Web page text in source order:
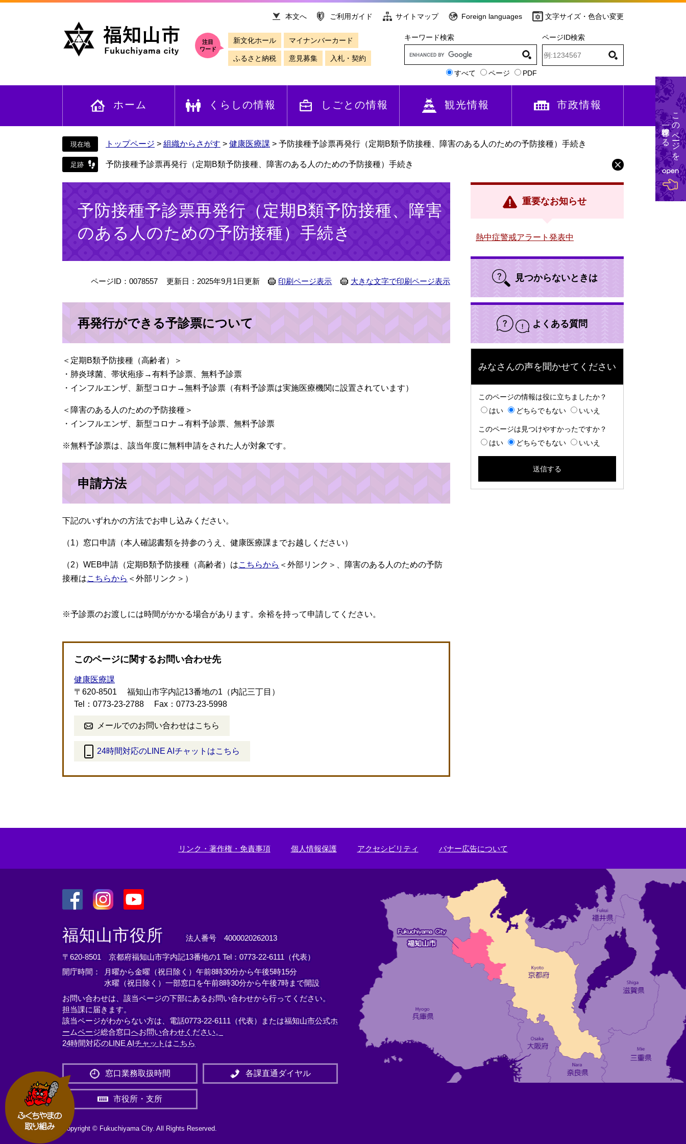
文
本文へ ご利用ガイド サイトマップ Foreign languages 文字サイズ・色合い変更
注目
ワード
新文化ホール マイナンバーカード
ふるさと納税 意見募集 入札・契約
キーワード検索
すべて ページ PDF
ページID検索
ホーム くらしの情報 しごとの情報 観光情報 市政情報
トップページ > 組織からさがす > 健康医療課 > 予防接種予診票再発行（定期B類予防接種、障害のある人のための予防接種）手続き
予防接種予診票再発行（定期B類予防接種、障害のある人のための予防接種）手続き
予防接種予診票再発行（定期B類予防接種、障害
のある人のための予防接種）手続き
ページID：0078557 更新日：2025年9月1日更新 印刷ページ表示 大きな文字で印刷ページ表示
再発行ができる予診票について
＜定期B類予防接種（高齢者）＞
​・肺炎球菌、帯状疱疹→有料予診票、無料予診票
・インフルエンザ、新型コロナ→無料予診票（有料予診票は実施医療機関に設置されています）
＜障害のある人のための予防接種＞
・インフルエンザ、新型コロナ→有料予診票、無料予診票
※無料予診票は、該当年度に無料申請をされた人が対象です。
申請方法
下記のいずれかの方法でお申し込みください。
（1）窓口申請（本人確認書類を持参のうえ、健康医療課までお越しください）
（2）WEB申請（定期B類予防接種（高齢者）​はこちらから ＜外部リンク＞
、障害のある人のための予防
接種はこちらから ＜外部リンク＞ ）
※予診票のお渡しには時間がかかる場合があります。余裕を持って申請してください。
このページに関するお問い合わせ先
健康医療課
〒620-8501
福知山市字内記13番地の1（内記三丁目）
Tel：0773-23-2788
Fax：0773-23-5998
メールでのお問い合わせはこちら
24時間対応のLINE AIチャットはこちら
外
ク
重要なお知らせ
熱中症警戒アラート発表中
見つからないときは
よくある質問
みなさんの声を聞かせてください
このページの情報は役に立ちましたか？
はい
どちらでもない いいえ
このページは見つけやすかったですか？
はい
どちらでもない いいえ
リンク・著作権・免責事項 個人情報保護 アクセシビリティ バナー広告について
外
部
リ
ン
ク
外
部
リ
ン
ク
外
部
リ
ン
ク
＞
福知山市役所 法人番号 4000020262013
〒620-8501 京都府福知山市字内記13番地の1 Tel：0773-22-6111（代表）
開庁時間： 月曜から金曜（祝日除く）午前8時30分から午後5時15分
水曜（祝日除く）一部窓口を午前8時30分から午後7時まで開設
お問い合わせは、該当ページの下部にあるお問い合わせから行ってください。
担当課に届きます。
該当ページがわからない方は、電話0773-22-6111（代表）または福知山市公式ホ
ームページ総合窓口へお問い合わせください。
24時間対応のLINE AIチャットはこちら
外
部
リ
窓口業務取扱時間 各課直通ダイヤル
市役所・支所
Copyright © Fukuchiyama City. All Rights Reserved.
このページを
一時保存する